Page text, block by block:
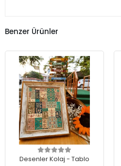
Benzer Ürünler
Desenler Kolaj - Tablo